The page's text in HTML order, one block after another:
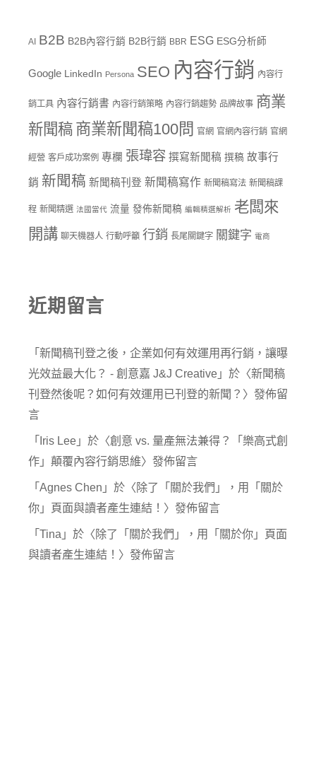
AI B2B B2B內容行銷 B2B行銷 BBR ESG ESG分析師
Google LinkedIn Persona SEO 內容行銷 內容行
銷工具 內容行銷書 內容行銷策略 內容行銷趨勢 品牌故事 商業
新聞稿 商業新聞稿100問 官網 官網內容行銷 官網
經營 客戶成功案例 專欄 張瑋容 撰寫新聞稿 撰稿 故事行
銷 新聞稿 新聞稿刊登 新聞稿寫作 新聞稿寫法 新聞稿課
程 新聞精選 法國當代 流量 發佈新聞稿 編輯精選解析 老闆來
開講 聊天機器人 行動呼籲 行銷 長尾關鍵字 關鍵字 電商
近期留言
「 新聞稿刊登之後，企業如何有效運用再行銷，讓曝
光效益最大化？ - 創意嘉 J&J Creative 」於〈新聞稿
刊登然後呢？如何有效運用已刊登的新聞？ 〉發佈留
言
「 Iris Lee 」於〈創意 vs. 量產無法兼得？「樂高式創
作」顛覆內容行銷思維〉發佈留言
「 Agnes Chen 」於〈除了「關於我們」，用「關於
你」頁面與讀者產生連結！ 〉發佈留言
「 Tina 」於〈除了「關於我們」，用「關於你」頁面
與讀者產生連結！ 〉發佈留言